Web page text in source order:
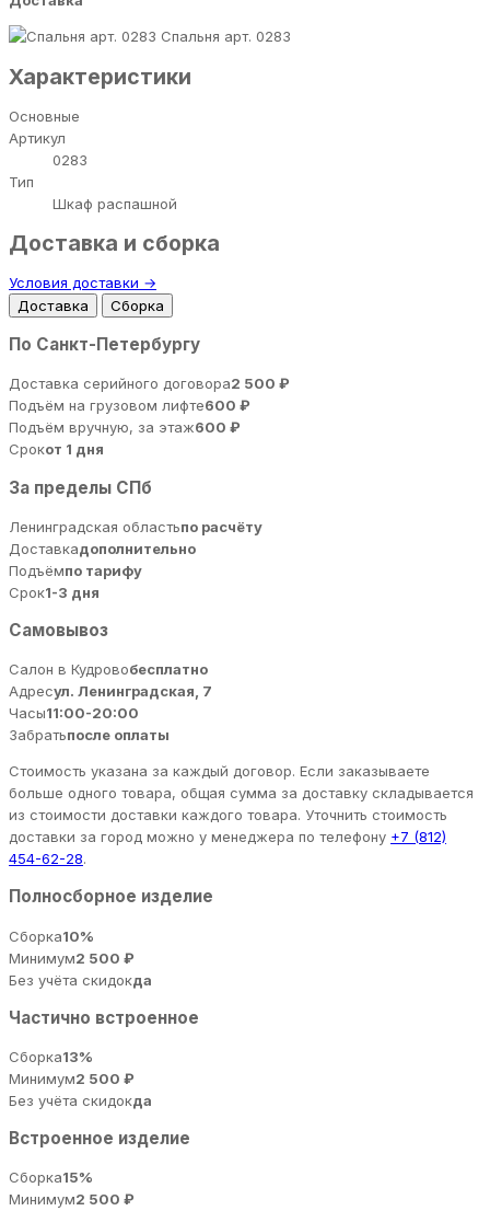
Спальня арт. 0283
Характеристики
Основные
Артикул
0283
Тип
Шкаф распашной
Доставка и сборка
Условия доставки →
Доставка
Сборка
По Санкт-Петербургу
Доставка серийного договора2 500 ₽
Подъём на грузовом лифте600 ₽
Подъём вручную, за этаж600 ₽
Срокот 1 дня
За пределы СПб
Ленинградская областьпо расчёту
Доставкадополнительно
Подъёмпо тарифу
Срок1-3 дня
Самовывоз
Салон в Кудровобесплатно
Адресул. Ленинградская, 7
Часы11:00-20:00
Забратьпосле оплаты
Стоимость указана за каждый договор. Если заказываете
больше одного товара, общая сумма за доставку складывается
из стоимости доставки каждого товара. Уточнить стоимость
доставки за город можно у менеджера по телефону +7 (812)
454-62-28.
Полносборное изделие
Сборка10%
Минимум2 500 ₽
Без учёта скидокда
Частично встроенное
Сборка13%
Минимум2 500 ₽
Без учёта скидокда
Встроенное изделие
Сборка15%
Минимум2 500 ₽